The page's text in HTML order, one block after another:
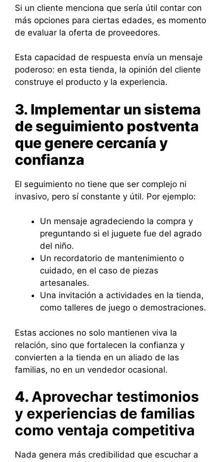
Si un cliente menciona que sería útil contar con
más opciones para ciertas edades, es momento
de evaluar la oferta de proveedores.
Esta capacidad de respuesta envía un mensaje
poderoso: en esta tienda, la opinión del cliente
construye el producto y la experiencia.
3. Implementar un sistema
de seguimiento postventa
que genere cercanía y
confianza
El seguimiento no tiene que ser complejo ni
invasivo, pero sí constante y útil. Por ejemplo:
Un mensaje agradeciendo la compra y
preguntando si el juguete fue del agrado
del niño.
Un recordatorio de mantenimiento o
cuidado, en el caso de piezas
artesanales.
Una invitación a actividades en la tienda,
como talleres de juego o demostraciones.
Estas acciones no solo mantienen viva la
relación, sino que fortalecen la confianza y
convierten a la tienda en un aliado de las
familias, no en un vendedor ocasional.
4. Aprovechar testimonios
y experiencias de familias
como ventaja competitiva
Nada genera más credibilidad que escuchar a